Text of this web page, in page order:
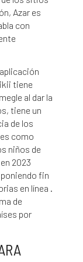
Azar es
con
tiene
al dar la
tiene un
de los
como
niños de
2023
fin
en línea .
de
por